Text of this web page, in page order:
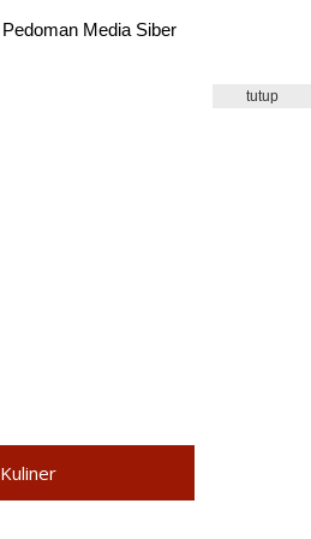
Pedoman Media Siber
Kuliner
tutup